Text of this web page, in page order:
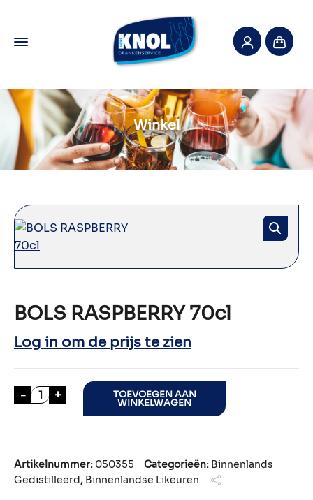
Winkel
BOLS RASPBERRY 70cl
Log in om de prijs te zien
- BOLS RASPBERRY 70cl aantal
+ TOEVOEGEN AAN
WINKELWAGEN
Artikelnummer: 050355 Categorieën: Binnenlands
Gedistilleerd, Binnenlandse Likeuren